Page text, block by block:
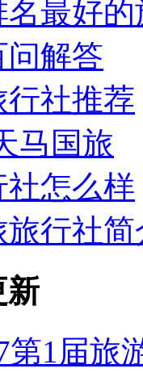
最好
问解答
行社推荐
马国旅
社怎么样
旅行社简
新
第1届旅